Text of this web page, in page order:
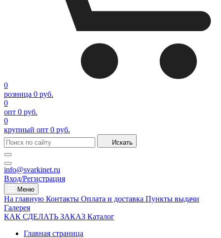
0
розница 0 руб.
0
опт 0 руб.
0
крупный опт 0 руб.
Искать
info@svarkinet.ru
Вход/Регистрация
Меню
На главную Контакты Оплата и доставка Пункты выдачи
Галерея
КАК СДЕЛАТЬ ЗАКАЗ Каталог
Главная страница